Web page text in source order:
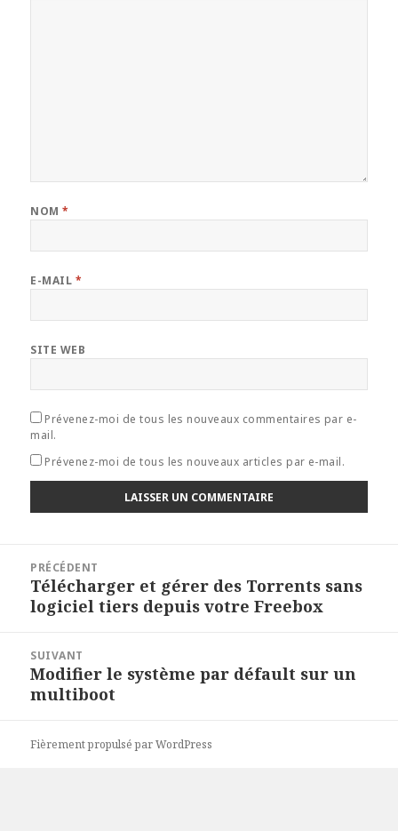
NOM*
E-MAIL *
SITE WEB
Prévenez-moi de tous les nouveaux commentaires par e-
mail.
Prévenez-moi de tous les nouveaux articles par e-mail.
l’article
PRÉCÉDENT
Article
précédent :
Télécharger et gérer des Torrents sans
logiciel tiers depuis votre Freebox
SUIVANT
Article
suivant :
Modifier le système par défault sur un
multiboot
Fièrement propulsé par WordPress